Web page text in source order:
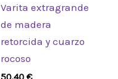
Varita extragrande
de madera
retorcida y cuarzo
rocoso